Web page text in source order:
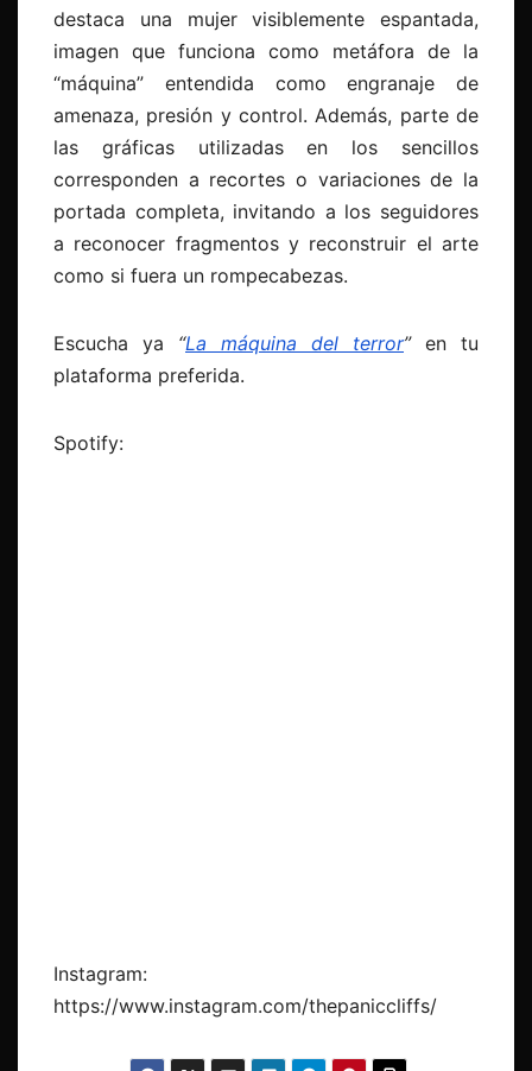
destaca una mujer visiblemente espantada,
imagen que funciona como metáfora de la
“máquina” entendida como engranaje de
amenaza, presión y control. Además, parte de
las gráficas utilizadas en los sencillos
corresponden a recortes o variaciones de la
portada completa, invitando a los seguidores
a reconocer fragmentos y reconstruir el arte
como si fuera un rompecabezas.
Escucha ya “La máquina del terror” en tu
plataforma preferida.
Spotify:
Instagram:
https://www.instagram.com/thepaniccliffs/